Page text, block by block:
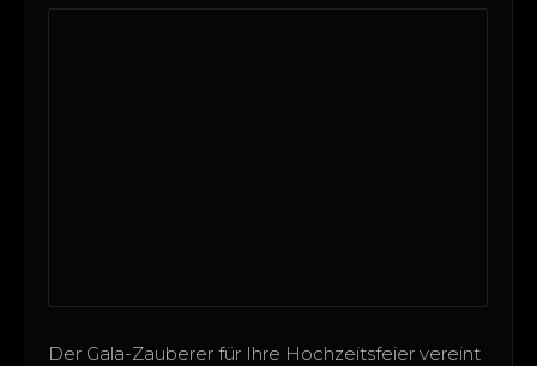
Der Gala-Zauberer für Ihre Hochzeitsfeier vereint